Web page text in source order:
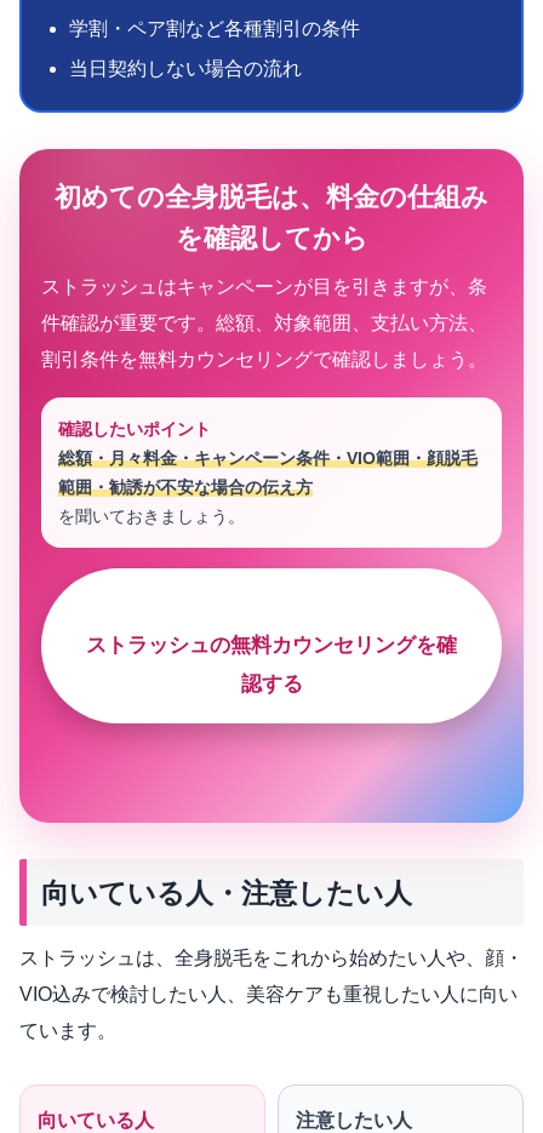
学割・ペア割など各種割引の条件
当日契約しない場合の流れ
初めての全身脱毛は、料金の仕組み
を確認してから
ストラッシュはキャンペーンが目を引きますが、条
件確認が重要です。総額、対象範囲、支払い方法、
割引条件を無料カウンセリングで確認しましょう。
確認したいポイント
総額・月々料金・キャンペーン条件・VIO範囲・顔脱毛
範囲・勧誘が不安な場合の伝え方
を聞いておきましょう。
ストラッシュの無料カウンセリングを確
認する
向いている人・注意したい人
ストラッシュは、全身脱毛をこれから始めたい人や、顔・
VIO込みで検討したい人、美容ケアも重視したい人に向い
ています。
向いている人 注意したい人